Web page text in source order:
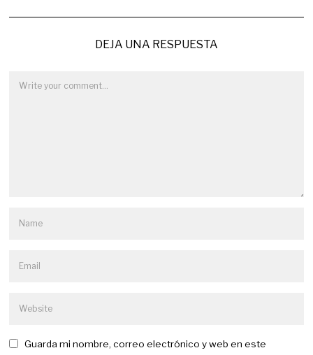
DEJA UNA RESPUESTA
Guarda mi nombre, correo electrónico y web en este